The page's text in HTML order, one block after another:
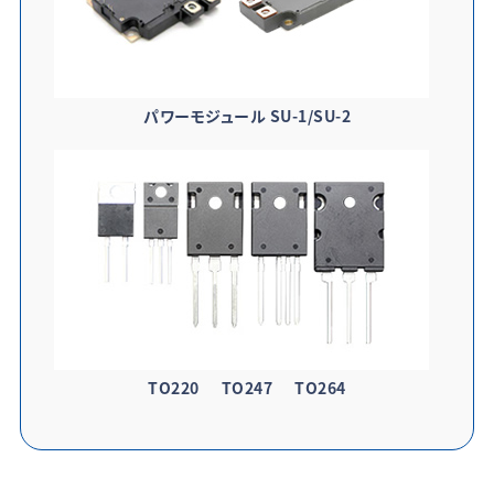
パワーモジュール SU-1/SU-2
TO220 TO247 TO264